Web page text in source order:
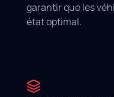
garantir que les
état optimal.